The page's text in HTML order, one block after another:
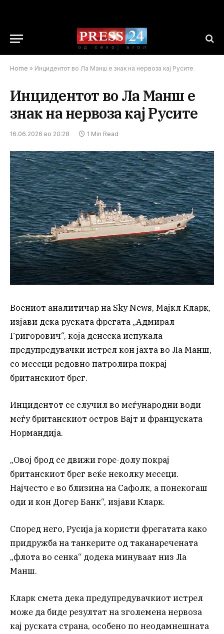
Home » Инцидентот во Ла Манш е знак на нервоза кај Русите
Инцидентот во Ла Манш е
знак на нервоза кај Русите
16.06.2026 во 20:28 1 Min Read
Воениот аналитичар на Sky News, Мајкл Кларк,
изјави дека руската фрегата „Адмирал
Григорович“, која денеска испукала
предупредувачки истрел кон јахта во Ла Манш,
со месеци редовно патролира покрај
британскиот брег.
Инцидентот се случил во меѓународни води
меѓу британскиот остров Вајт и француската
Нормандија.
„Овој брод се движи горе-долу покрај
британскиот брег веќе неколку месеци.
Најчесто е во близина на Сафолк, а понекогаш
оди и кон Догер Банк“, изјави Кларк.
Според него, Русија ја користи фрегатата како
придружба на танкерите од таканаречената
„флота во сенка“ додека минуваат низ Ла
Манш.
Кларк смета дека предупредувачкиот истрел
може да биде резултат на зголемена нервоза
кај руската страна, особено по неодамнешната